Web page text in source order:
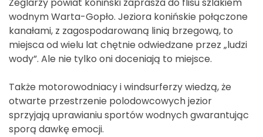
Żeglarzy powiat koniński zaprasza do flisu szlakiem
wodnym Warta-Gopło. Jeziora konińskie połączone
kanałami, z zagospodarowaną linią brzegową, to
miejsca od wielu lat chętnie odwiedzane przez „ludzi
wody”. Ale nie tylko oni doceniają to miejsce.
Także motorowodniacy i windsurferzy wiedzą, że
otwarte przestrzenie polodowcowych jezior
sprzyjają uprawianiu sportów wodnych gwarantując
sporą dawkę emocji.